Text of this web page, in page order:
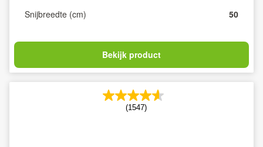
Snijbreedte (cm) 50
Bekijk product
(1547)